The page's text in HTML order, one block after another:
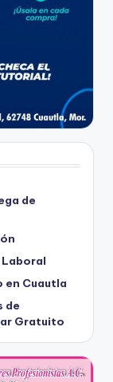
de
en Cuautla
de
Gratuito